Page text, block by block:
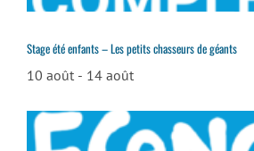
Stage été enfants – Les petits chasseurs de géants
10 août - 14 août